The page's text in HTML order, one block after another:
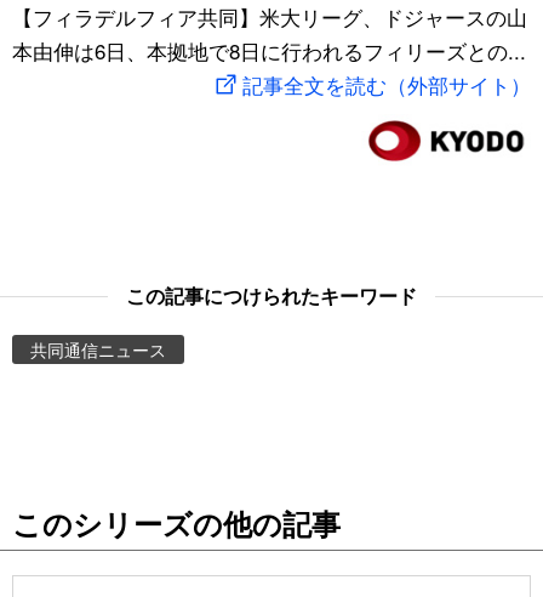
文化
動画/Live
お知らせ
スポーツ・東京2020
【フィラデルフィア共同】米大リーグ、ドジャースの山
本由伸は6日、本拠地で8日に行われるフィリーズとの...
記事全文を読む（外部サイト）
この記事につけられたキーワード
共同通信ニュース
このシリーズの他の記事